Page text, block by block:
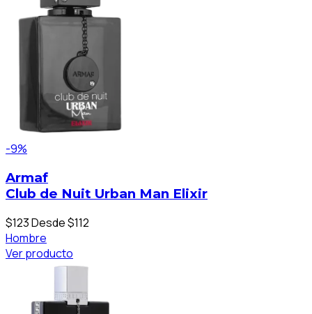
-9%
Armaf
Club de Nuit Urban Man Elixir
$123Desde $112
Hombre
Ver producto